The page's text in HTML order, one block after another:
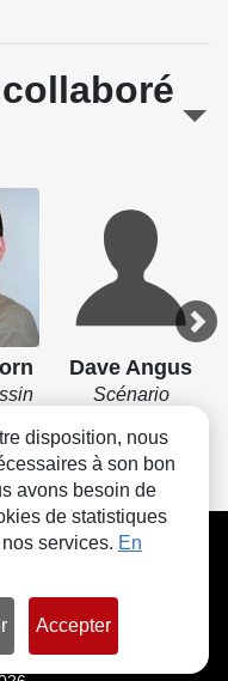
Dave Angus
Scénario
Cookies
disposition, nous
à son bon
avons besoin de
de statistiques
services. En
Accepter